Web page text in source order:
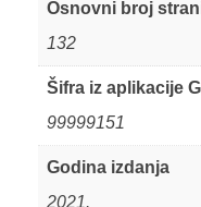
Osnovni broj
132
Šifra iz aplikacije
99999151
Godina izdanja
2021.